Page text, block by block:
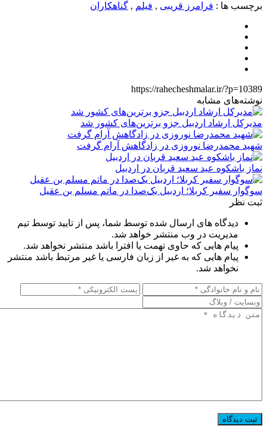
برچسب ها : فرامرز قریبی , فیلم , گناهکاران
https://rahecheshmalar.ir/?p=10389
نوشته‌های مشابه
مدیرکل ارشاد اردبیل جزو برترین‌های کشور شد
شهید محمدرضا نوروزی در زادگاهش آرام گرفت
نماز باشکوه عید سعید قربان در اردبیل
سوگوار سفیر کربلا؛ اردبیل یک‌صدا در ماتم مسلم بن عقیل
ثبت نظر
دیدگاه های ارسال شده توسط شما، پس از تایید توسط تیم
مدیریت در وب منتشر خواهد شد.
پیام هایی که حاوی تهمت یا افترا باشد منتشر نخواهد شد.
پیام هایی که به غیر از زبان فارسی یا غیر مرتبط باشد منتشر
نخواهد شد.